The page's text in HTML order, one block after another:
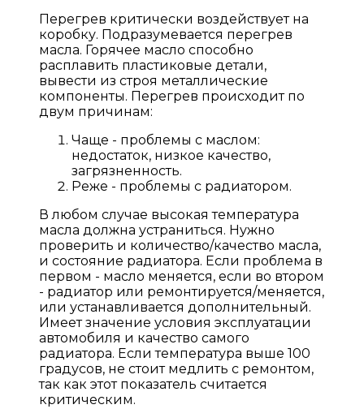
Перегрев критически воздействует на
коробку. Подразумевается перегрев
масла. Горячее масло способно
расплавить пластиковые детали,
вывести из строя металлические
компоненты. Перегрев происходит по
двум причинам:
Чаще - проблемы с маслом:
недостаток, низкое качество,
загрязненность.
Реже - проблемы с радиатором.
В любом случае высокая температура
масла должна устраниться. Нужно
проверить и количество/качество масла,
и состояние радиатора. Если проблема в
первом - масло меняется, если во втором
- радиатор или ремонтируется/меняется,
или устанавливается дополнительный.
Имеет значение условия эксплуатации
автомобиля и качество самого
радиатора. Если температура выше 100
градусов, не стоит медлить с ремонтом,
так как этот показатель считается
критическим.